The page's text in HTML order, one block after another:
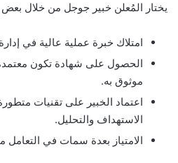
يختار المُعلن خبير جوجل من خلال بعض
امتلاك خبرة عملية عالية في
الحصول على شهادة تكون
موثوق به.
اعتماد الخبير على تقنيات
الاستهداف والتحليل.
الامتياز بعدة سمات في التعامل